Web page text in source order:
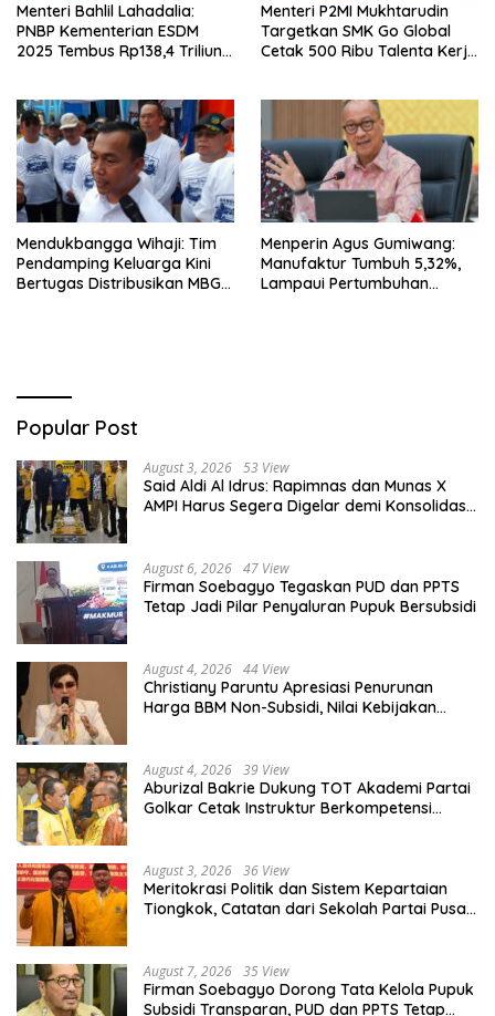
Menteri Bahlil Lahadalia:
PNBP Kementerian ESDM
2025 Tembus Rp138,4 Triliun,
Menteri P2MI Mukhtarudin
Targetkan SMK Go Global
Cetak 500 Ribu Talenta Kerja
Mendukbangga Wihaji: Tim
Pendamping Keluarga Kini
Bertugas Distribusikan MBG
Menperin Agus Gumiwang:
Manufaktur Tumbuh 5,32%,
Lampaui Pertumbuhan
Popular Post
August 3, 2026 53 View
Said Aldi Al Idrus: Rapimnas dan Munas X
AMPI Harus Segera Digelar demi Konsolidasi
August 6, 2026 47 View
Firman Soebagyo Tegaskan PUD dan PPTS
Tetap Jadi Pilar Penyaluran Pupuk Bersubsidi
August 4, 2026 44 View
Christiany Paruntu Apresiasi Penurunan
Harga BBM Non-Subsidi, Nilai Kebijakan
August 4, 2026 39 View
Aburizal Bakrie Dukung TOT Akademi Partai
Golkar Cetak Instruktur Berkompetensi
August 3, 2026 36 View
Meritokrasi Politik dan Sistem Kepartaian
Tiongkok, Catatan dari Sekolah Partai Pusat
August 7, 2026 35 View
Firman Soebagyo Dorong Tata Kelola Pupuk
Subsidi Transparan, PUD dan PPTS Tetap